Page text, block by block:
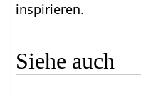
inspirieren.
Siehe auch